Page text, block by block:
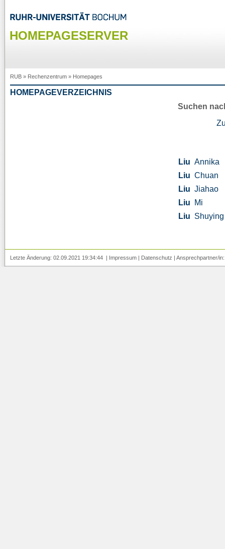
HOMEPAGESERVER
RUB » Rechenzentrum » Homepages
HOMEPAGEVERZEICHNIS
Suchen
Liu Annika
Liu Chuan
Liu Jiahao
Liu Mi
Liu Shuying
Letzte Änderung: 02.09.2021 19:34:44 | Impressum | Datenschutz | Ansprechpartner/